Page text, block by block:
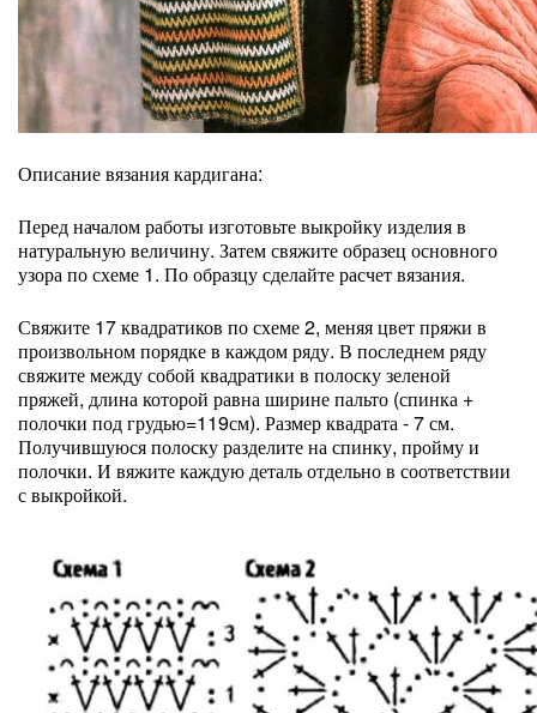
Описание вязания кардигана:
Перед началом работы изготовьте выкройку изделия в
натуральную величину. Затем свяжите образец основного
узора по схеме 1. По образцу сделайте расчет вязания.
Свяжите 17 квадратиков по схеме 2, меняя цвет пряжи в
произвольном порядке в каждом ряду. В последнем ряду
свяжите между собой квадратики в полоску зеленой
пряжей, длина которой равна ширине пальто (спинка +
полочки под грудью=119см). Размер квадрата - 7 см.
Получившуюся полоску разделите на спинку, пройму и
полочки. И вяжите каждую деталь отдельно в соответствии
с выкройкой.